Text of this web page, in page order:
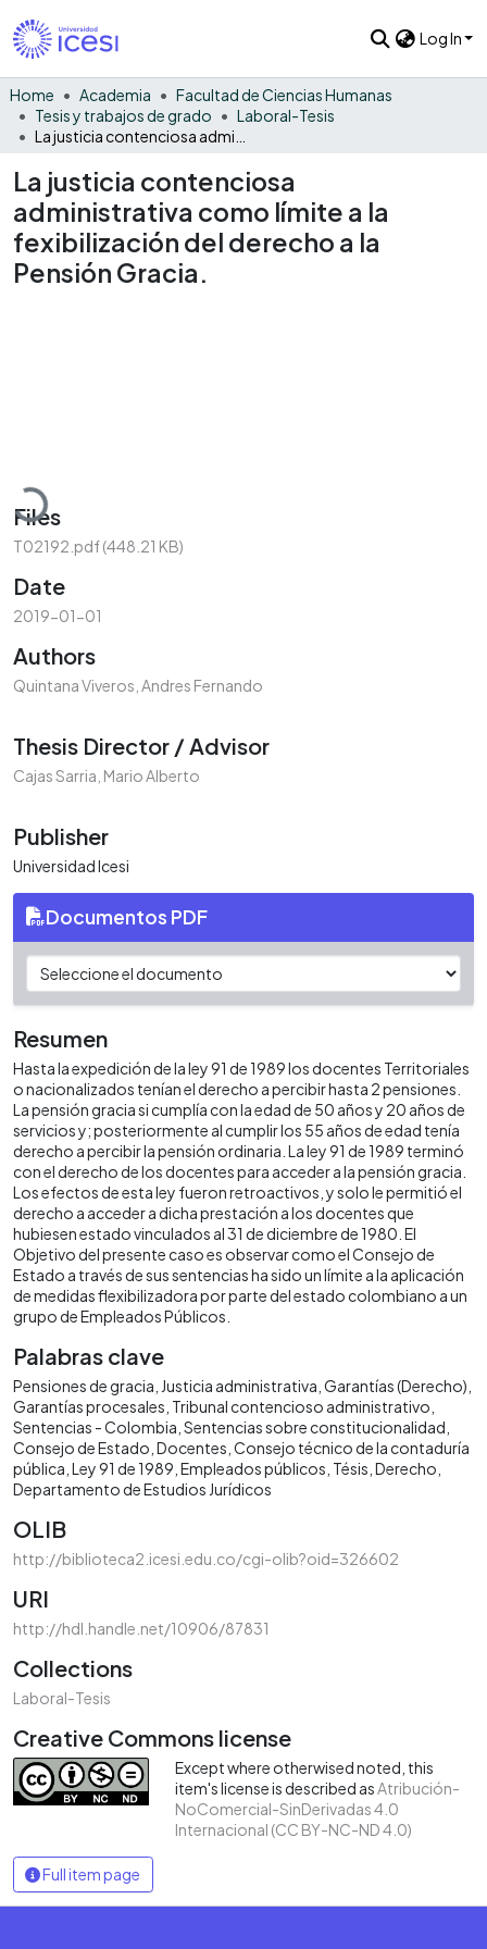
Log In
Home Academia
Facultad de Ciencias Humanas
Tesis y trabajos de grado
Laboral-Tesis
La justicia contenciosa
administrativa como límite a la
fexibilización del derecho a la
Pensión Gracia.
Loading...
Files
T02192.pdf(448.21 KB)
Date
2019-01-01
Authors
Quintana Viveros, Andres Fernando
Thesis Director / Advisor
Cajas Sarria, Mario Alberto
Publisher
Universidad Icesi
Documentos PDF
Resumen
Hasta la expedición de la ley 91 de 1989 los docentes Territoriales
o nacionalizados tenían el derecho a percibir hasta 2 pensiones.
La pensión gracia si cumplía con la edad de 50 años y 20 años de
servicios y; posteriormente al cumplir los 55 años de edad tenía
derecho a percibir la pensión ordinaria. La ley 91 de 1989 terminó
con el derecho de los docentes para acceder a la pensión gracia.
Los efectos de esta ley fueron retroactivos, y solo le permitió el
derecho a acceder a dicha prestación a los docentes que
hubiesen estado vinculados al 31 de diciembre de 1980. El
Objetivo del presente caso es observar como el Consejo de
Estado a través de sus sentencias ha sido un límite a la aplicación
de medidas flexibilizadora por parte del estado colombiano a un
grupo de Empleados Públicos.
Palabras clave
Pensiones de gracia Justicia administrativa Garantías (Derecho)
Garantías procesales Tribunal contencioso administrativo
Sentencias - Colombia Sentencias sobre constitucionalidad
Consejo de Estado Docentes Consejo técnico de la contaduría
pública Ley 91 de 1989 Empleados públicos Tésis Derecho
Departamento de Estudios Jurídicos
OLIB
http://biblioteca2.icesi.edu.co/cgi-olib?oid=326602
URI
http://hdl.handle.net/10906/87831
Collections
Laboral-Tesis
Creative Commons license
Except where otherwised noted, this
item's license is described asAtribución-
NoComercial-SinDerivadas 4.0
Internacional (CC BY-NC-ND 4.0)
Full item page